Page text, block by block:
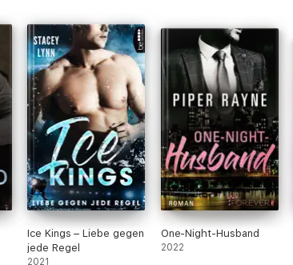
Ice Kings – Liebe gegen
jede Regel
2021
One-Night-Husband
2022